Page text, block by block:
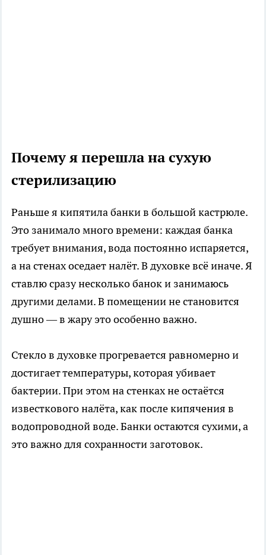
Почему я перешла на сухую
стерилизацию
Раньше я кипятила банки в большой кастрюле.
Это занимало много времени: каждая банка
требует внимания, вода постоянно испаряется,
а на стенах оседает налёт. В духовке всё иначе. Я
ставлю сразу несколько банок и занимаюсь
другими делами. В помещении не становится
душно — в жару это особенно важно.
Стекло в духовке прогревается равномерно и
достигает температуры, которая убивает
бактерии. При этом на стенках не остаётся
известкового налёта, как после кипячения в
водопроводной воде. Банки остаются сухими, а
это важно для сохранности заготовок.